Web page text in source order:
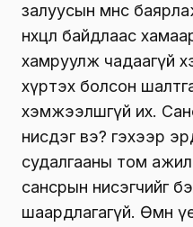
залуусын өмнөөс
нөхцөл байдлаас
хамруулж чадаагүй
хүртэх болсон
хэмжээлшгүй их.
нисдэг вэ? гэхээр
судалгааны том
сансрын нисэгчийг
шаардлагагүй. Өмнө